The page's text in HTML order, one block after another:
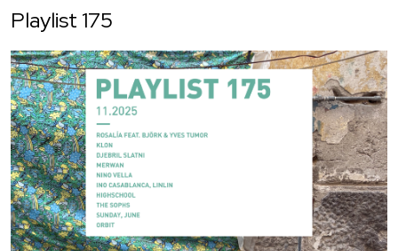
Playlist 175